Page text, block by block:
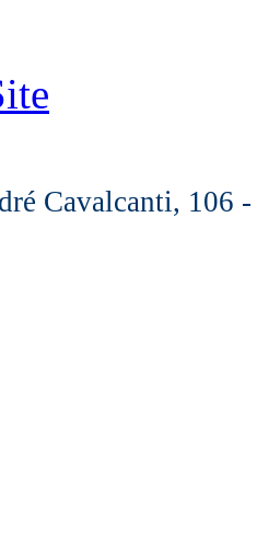
Cavalcanti, 106